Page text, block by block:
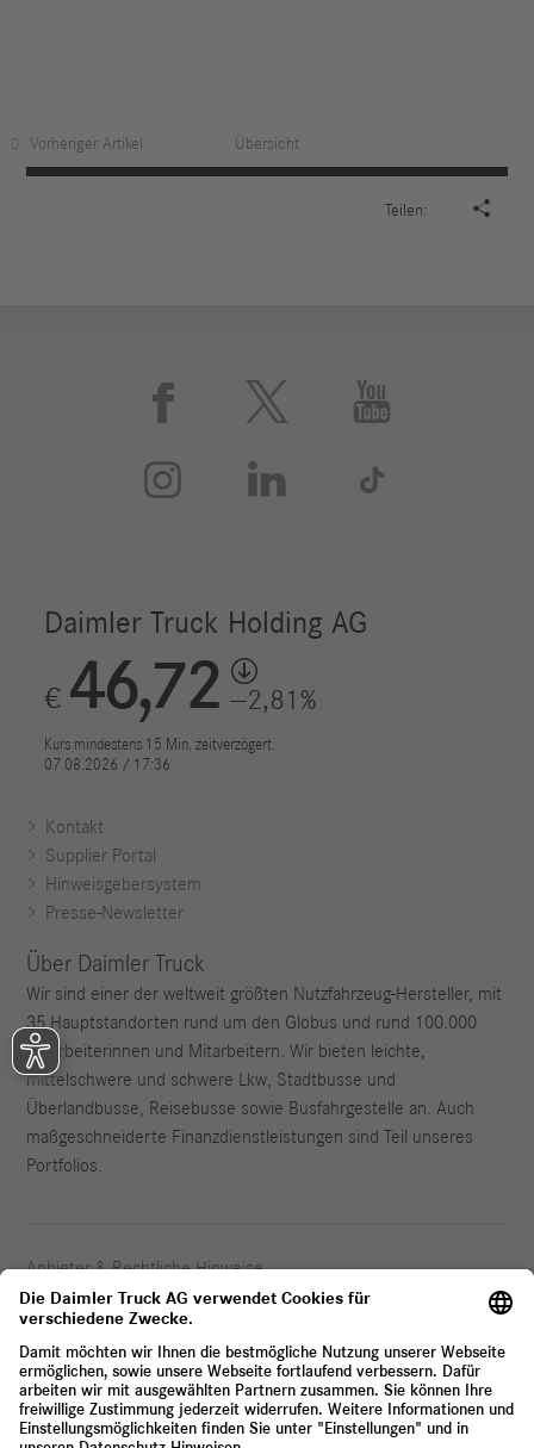
Vorheriger Artikel Übersicht
Teilen: 
 


 
Kontakt
Supplier Portal
Hinweisgebersystem
Presse-Newsletter
Über Daimler Truck
Wir sind einer der weltweit größten Nutzfahrzeug-Hersteller, mit
35 Hauptstandorten rund um den Globus und rund 100.000
Mitarbeiterinnen und Mitarbeitern. Wir bieten leichte,
mittelschwere und schwere Lkw, Stadtbusse und
Überlandbusse, Reisebusse sowie Busfahrgestelle an. Auch
maßgeschneiderte Finanzdienstleistungen sind Teil unseres
Portfolios.
Anbieter & Rechtliche Hinweise
Datenschutz